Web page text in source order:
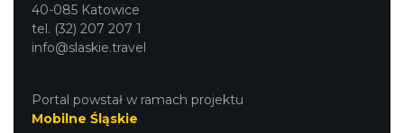
40-085 Katowice
tel. (32) 207 207 1
info@slaskie.travel
Portal powstał w ramach projektu
Mobilne Śląskie